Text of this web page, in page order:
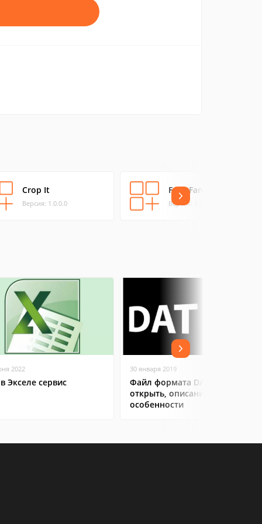
Crop It
Версия: 1.0.0.0
Foto Fantasii
Версия: 1.0.0.0
2022
Экселе сервис
30 января 2019
Файл формата DAT: чем
открыть, описание,
особенности